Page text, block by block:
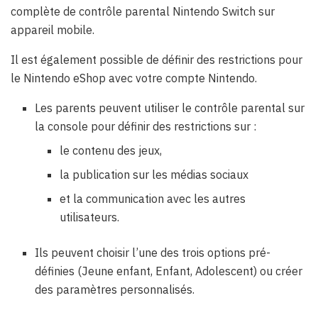
complète de contrôle parental Nintendo Switch sur
appareil mobile.
Il est également possible de définir des restrictions pour
le Nintendo eShop avec votre compte Nintendo.
Les parents peuvent utiliser le contrôle parental sur
la console pour définir des restrictions sur :
le contenu des jeux,
la publication sur les médias sociaux
et la communication avec les autres
utilisateurs.
Ils peuvent choisir l’une des trois options pré-
définies (Jeune enfant, Enfant, Adolescent) ou créer
des paramètres personnalisés.